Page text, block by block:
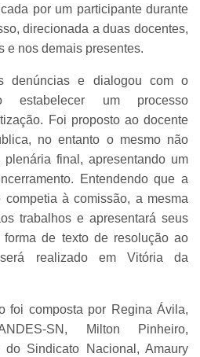
por um participante durante
direcionada a duas docentes,
e nos demais presentes.
denúncias e dialogou com o
estabelecer um processo
Foi proposto ao docente
no entanto o mesmo não
final, apresentando um
Entendendo que a
competia à comissão, a mesma
trabalhos e apresentará seus
forma de texto de resolução ao
realizado em Vitória da
foi composta por Regina Ávila,
SN, Milton Pinheiro,
do Sindicato Nacional, Amaury